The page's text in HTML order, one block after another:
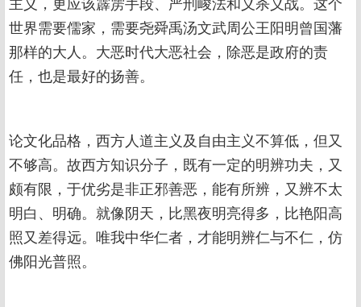
世界需要儒家，需要尧舜禹汤文武周公王阳明曾国藩
那样的大人。大恶时代大恶社会，除恶是政府的责
任，也是最好的扬善。
论文化品格，西方人道主义及自由主义不算低，但又
不够高。故西方知识分子，既有一定的明辨功夫，又
颇有限，于优劣是非正邪善恶，能有所辨，又辨不太
明白、明确。就像阴天，比黑夜明亮得多，比艳阳高
照又差得远。唯我中华仁者，才能明辨仁与不仁，仿
佛阳光普照。